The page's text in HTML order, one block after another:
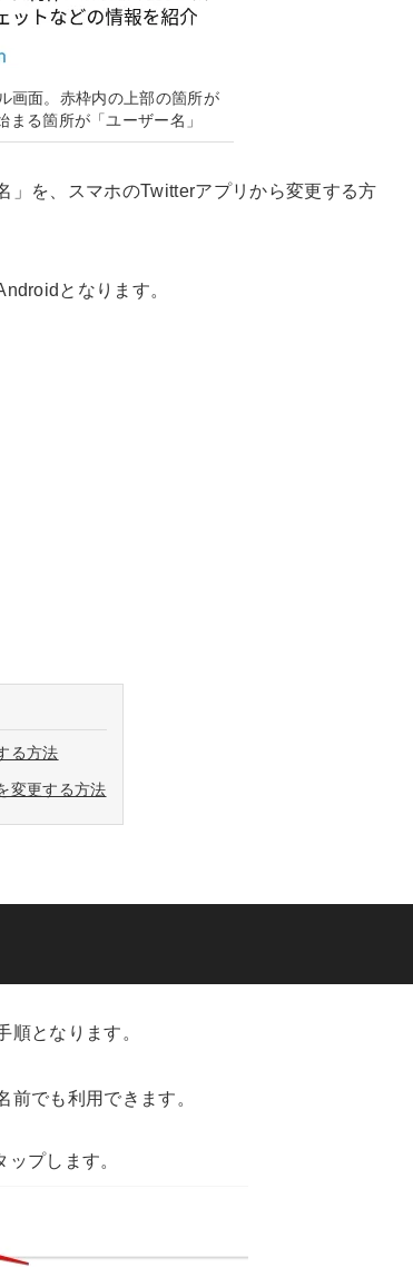
画面。赤枠内の上部の箇所が
まる箇所が「ユーザー名」
」を、スマホのTwitterアプリから変更する方
となります。
る方法
変更する方法
順となります。
前でも利用できます。
プします。